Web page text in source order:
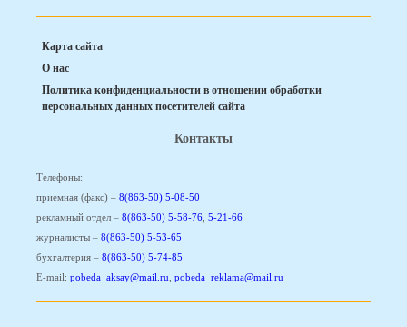
Карта сайта
О нас
Политика конфиденциальности в отношении обработки
персональных данных посетителей сайта
Контакты
Телефоны:
приемная (факс) – 8(863-50) 5-08-50
рекламный отдел – 8(863-50) 5-58-76 5-21-66
журналисты – 8(863-50) 5-53-65
бухгалтерия – 8(863-50) 5-74-85
E-mail: pobeda_aksay@mail.ru pobeda_reklama@mail.ru